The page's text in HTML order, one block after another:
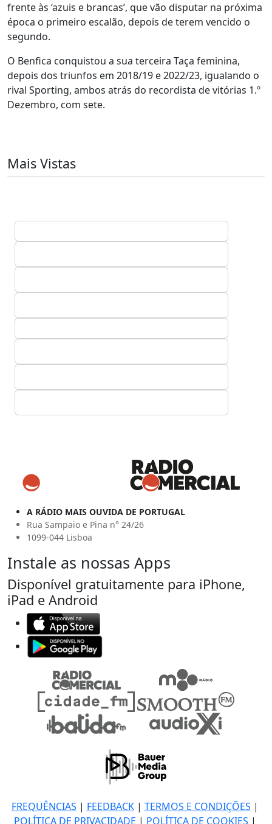
frente às ‘azuis e brancas’, que vão disputar na próxima
época o primeiro escalão, depois de terem vencido o
segundo.
O Benfica conquistou a sua terceira Taça feminina,
depois dos triunfos em 2018/19 e 2022/23, igualando o
rival Sporting, ambos atrás do recordista de vitórias 1.º
Dezembro, com sete.
Mais Vistas
A RÁDIO MAIS OUVIDA DE PORTUGAL
Rua Sampaio e Pina n° 24/26
1099-044 Lisboa
Instale as nossas Apps
Disponível gratuitamente para iPhone,
iPad e Android
FREQUÊNCIAS | FEEDBACK| TERMOS E CONDIÇÕES |
POLÍTICA DE PRIVACIDADE | POLÍTICA DE COOKIES |